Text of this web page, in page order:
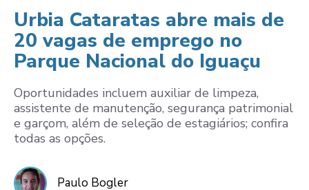
Urbia Cataratas abre mais de
20 vagas de emprego no
Parque Nacional do Iguaçu
Oportunidades incluem auxiliar de limpeza,
assistente de manutenção, segurança patrimonial
e garçom, além de seleção de estagiários; confira
todas as opções.
Paulo Bogler